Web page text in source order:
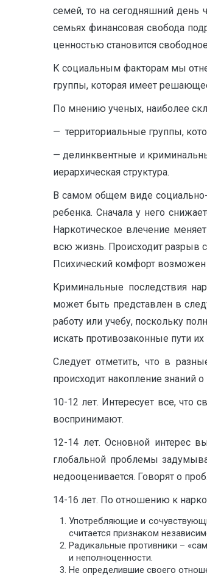
семей, то на сегодняшний день
семьях финансовая свобода
ценностью становится
К социальным факторам мы
группы, которая имеет
По мнению ученых, наиболее
— территориальные группы,
— делинквентные и
иерархическая структура.
В самом общем виде социально-
ребенка. Сначала у него
Наркотическое влечение
всю жизнь. Происходит разрыв
Психический комфорт возможен
Криминальные последствия
может быть представлен в
работу или учебу, поскольку
искать противозаконные пути
Следует отметить, что в
происходит накопление знаний
10-12 лет. Интересует все, что
воспринимают.
12-14 лет. Основной интерес
глобальной проблемы
недооценивается. Говорят о
14-16 лет. По отношению к
Употребляющие и
считается признаком
Радикальные противники –
и неполноценности.
Не определившие своего